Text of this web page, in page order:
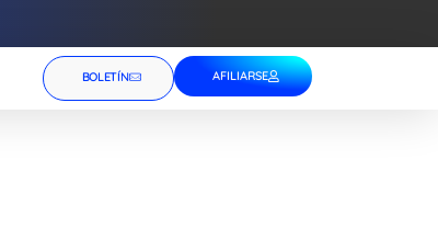
BOLETÍN AFILIARSE